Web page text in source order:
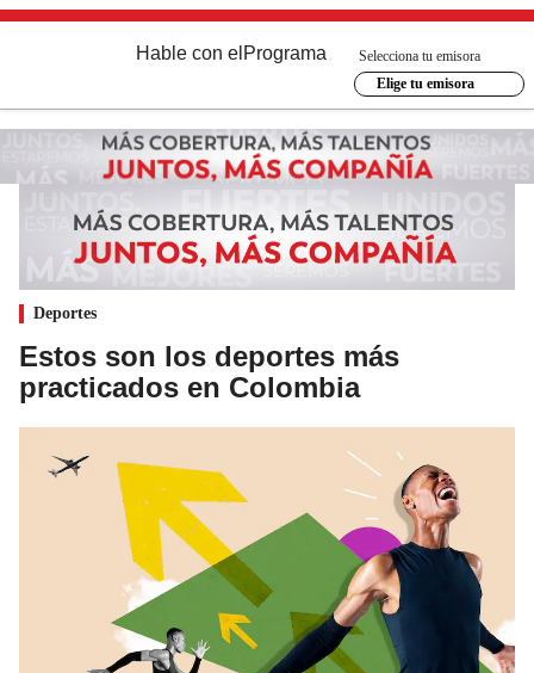
Hable con el Programa
Selecciona tu emisora
Elige tu emisora
Deportes
Estos son los deportes más
practicados en Colombia